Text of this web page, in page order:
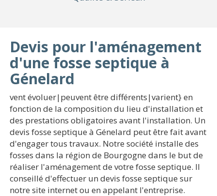
Devis pour l'aménagement
d'une fosse septique à
Génelard
vent évoluer|peuvent être différents|varient} en
fonction de la composition du lieu d'installation et
des prestations obligatoires avant l'installation. Un
devis fosse septique à Génelard peut être fait avant
d'engager tous travaux. Notre société installe des
fosses dans la région de Bourgogne dans le but de
réaliser l'aménagement de votre fosse septique. Il
conseillé d'effectuer un devis fosse septique sur
notre site internet ou en appelant l'entreprise.